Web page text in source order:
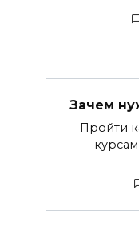
Зачем
Пройти